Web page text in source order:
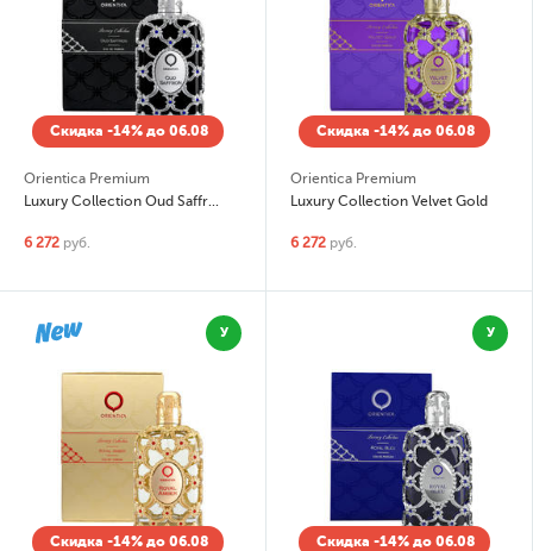
Скидка -14% до 06.08
Orientica Premium
Luxury Collection Oud Saffron
6 272 руб.
Скидка -14% до 06.08
Orientica Premium
Luxury Collection Velvet Gold
6 272 руб.
У
Скидка -14% до 06.08
У
Скидка -14% до 06.08